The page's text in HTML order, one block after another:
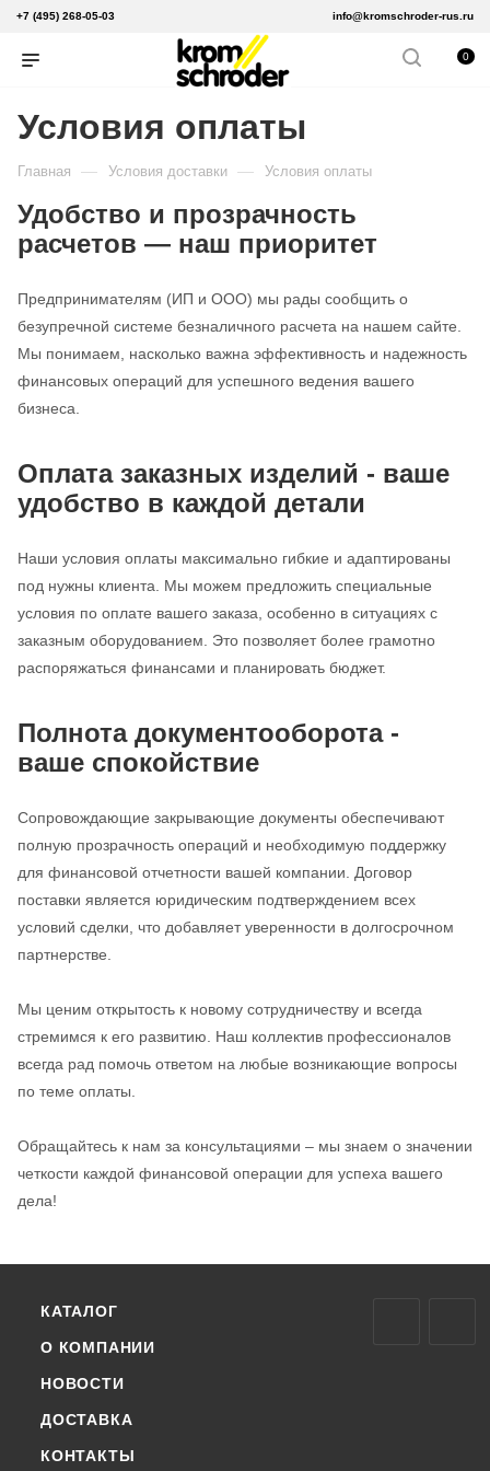
+7 (495) 268-05-03 info@kromschroder-rus.ru
0
Условия оплаты
Главная — Условия доставки — Условия оплаты
Удобство и прозрачность
расчетов — наш приоритет
Предпринимателям (ИП и ООО) мы рады сообщить о
безупречной системе безналичного расчета на нашем сайте.
Мы понимаем, насколько важна эффективность и надежность
финансовых операций для успешного ведения вашего
бизнеса.
Оплата заказных изделий - ваше
удобство в каждой детали
Наши условия оплаты максимально гибкие и адаптированы
под нужны клиента. Мы можем предложить специальные
условия по оплате вашего заказа, особенно в ситуациях с
заказным оборудованием. Это позволяет более грамотно
распоряжаться финансами и планировать бюджет.
Полнота документооборота -
ваше спокойствие
Сопровождающие закрывающие документы обеспечивают
полную прозрачность операций и необходимую поддержку
для финансовой отчетности вашей компании. Договор
поставки является юридическим подтверждением всех
условий сделки, что добавляет уверенности в долгосрочном
партнерстве.
Мы ценим открытость к новому сотрудничеству и всегда
стремимся к его развитию. Наш коллектив профессионалов
всегда рад помочь ответом на любые возникающие вопросы
по теме оплаты.
Обращайтесь к нам за консультациями – мы знаем о значении
четкости каждой финансовой операции для успеха вашего
дела!
КАТАЛОГ
О КОМПАНИИ
НОВОСТИ
ДОСТАВКА
КОНТАКТЫ